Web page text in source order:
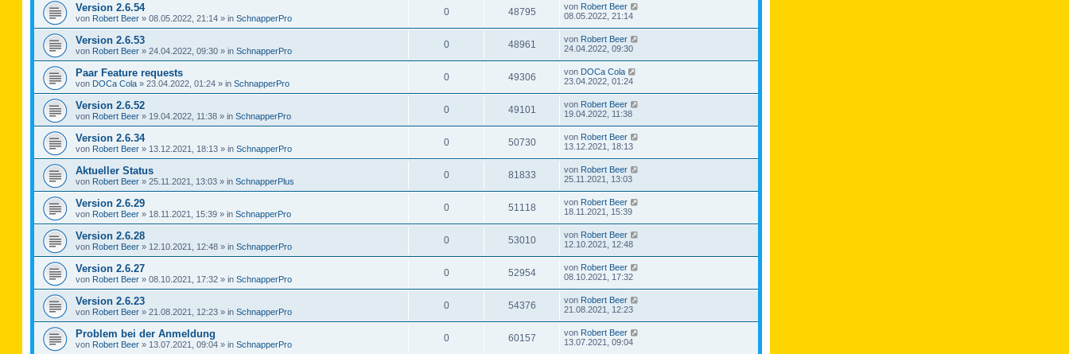
Version 2.6.54
von Robert Beer » 08.05.2022, 21:14 » in SchnapperPro
0 48795 von Robert Beer
08.05.2022, 21:14
Version 2.6.53
von Robert Beer » 24.04.2022, 09:30 » in SchnapperPro
0 48961 von Robert Beer
24.04.2022, 09:30
Paar Feature requests
von DOCa Cola » 23.04.2022, 01:24 » in SchnapperPro
0 49306 von DOCa Cola
23.04.2022, 01:24
Version 2.6.52
von Robert Beer » 19.04.2022, 11:38 » in SchnapperPro
0 49101 von Robert Beer
19.04.2022, 11:38
Version 2.6.34
von Robert Beer » 13.12.2021, 18:13 » in SchnapperPro
0 50730 von Robert Beer
13.12.2021, 18:13
Aktueller Status
von Robert Beer » 25.11.2021, 13:03 » in SchnapperPlus
0 81833 von Robert Beer
25.11.2021, 13:03
Version 2.6.29
von Robert Beer » 18.11.2021, 15:39 » in SchnapperPro
0 51118 von Robert Beer
18.11.2021, 15:39
Version 2.6.28
von Robert Beer » 12.10.2021, 12:48 » in SchnapperPro
0 53010 von Robert Beer
12.10.2021, 12:48
Version 2.6.27
von Robert Beer » 08.10.2021, 17:32 » in SchnapperPro
0 52954 von Robert Beer
08.10.2021, 17:32
Version 2.6.23
von Robert Beer » 21.08.2021, 12:23 » in SchnapperPro
0 54376 von Robert Beer
21.08.2021, 12:23
Problem bei der Anmeldung
von Robert Beer » 13.07.2021, 09:04 » in SchnapperPro
0 60157 von Robert Beer
13.07.2021, 09:04